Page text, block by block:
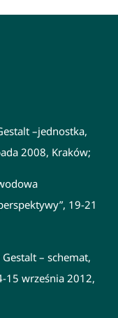
–jednostka,
2008, Kraków;
19-21
– schemat,
15 września 2012,